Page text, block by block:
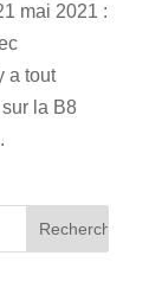
mai 2021 :
a tout
la B8